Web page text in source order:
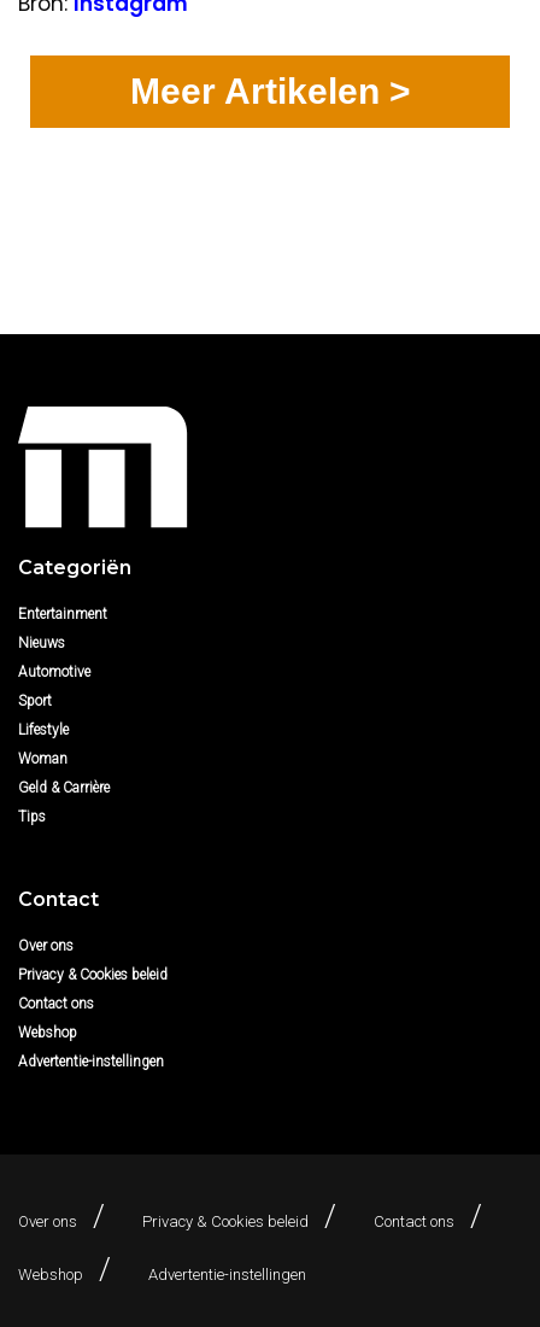
Meer Artikelen >
Categoriën
Entertainment
Nieuws
Automotive
Sport
Lifestyle
Woman
Geld & Carrière
Tips
Contact
Over ons
Privacy & Cookies beleid
Contact ons
Webshop
Advertentie-instellingen
Over ons Privacy & Cookies beleid Contact ons
Webshop Advertentie-instellingen